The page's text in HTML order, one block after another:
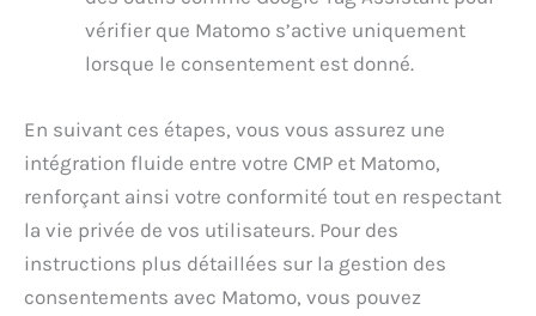
vérifier que Matomo s’active uniquement
lorsque le consentement est donné.
En suivant ces étapes, vous vous assurez une
intégration fluide entre votre CMP et Matomo,
renforçant ainsi votre conformité tout en respectant
la vie privée de vos utilisateurs. Pour des
instructions plus détaillées sur la gestion des
consentements avec Matomo, vous pouvez